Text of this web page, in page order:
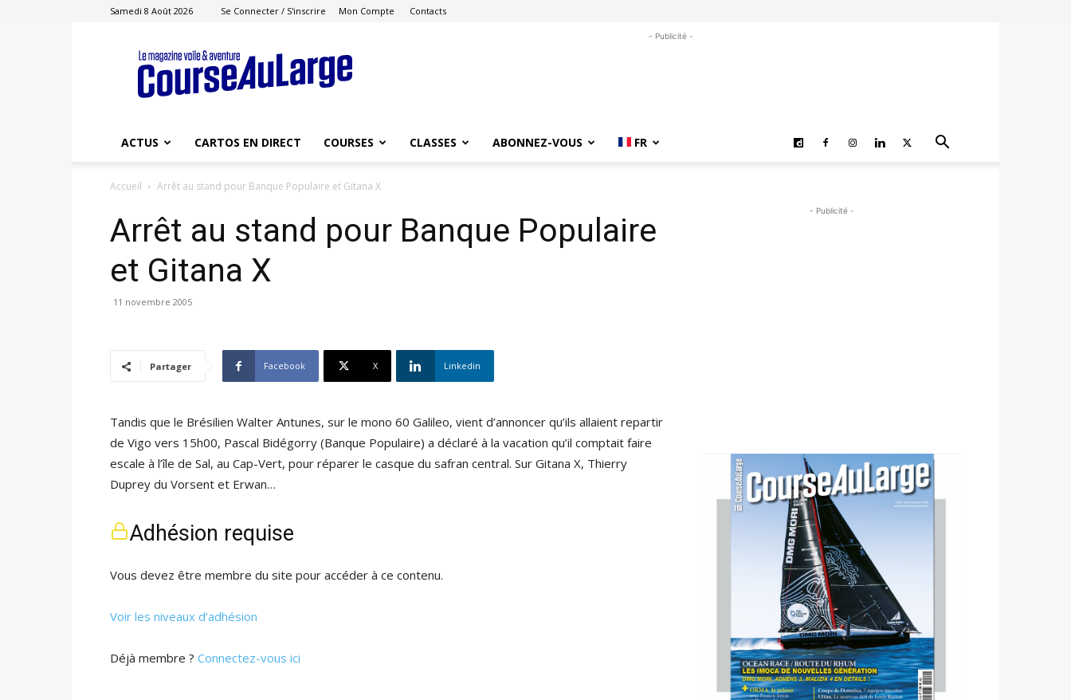
Samedi 8 Août 2026 Se Connecter / S'inscrire Mon Compte Contacts
Course
au
Large
- Publicité -
ACTUS CARTOS EN DIRECT COURSES CLASSES ABONNEZ-VOUS FR
Accueil Arrêt au stand pour Banque Populaire et Gitana X
Arrêt au stand pour Banque Populaire
et Gitana X
11 novembre 2005
Partager Facebook X Linkedin
Tandis que le Brésilien Walter Antunes, sur le mono 60 Galileo, vient d’annoncer qu’ils allaient repartir
de Vigo vers 15h00, Pascal Bidégorry (Banque Populaire) a déclaré à la vacation qu’il comptait faire
escale à l’île de Sal, au Cap-Vert, pour réparer le casque du safran central. Sur Gitana X, Thierry
Duprey du Vorsent et Erwan…
Adhésion requise
Vous devez être membre du site pour accéder à ce contenu.
Voir les niveaux d’adhésion
Déjà membre ? Connectez-vous ici
- Publicité -